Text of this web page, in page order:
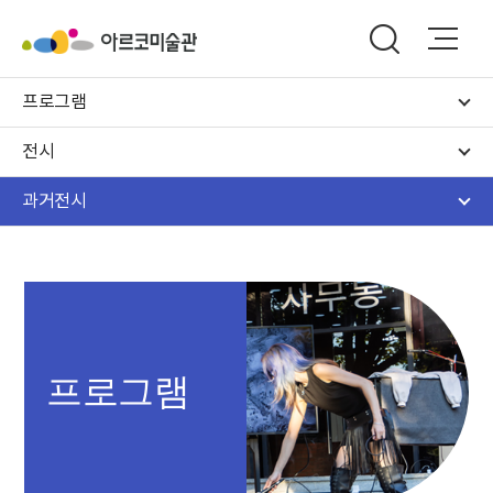
프로그램
전시
과거전시
프로그램